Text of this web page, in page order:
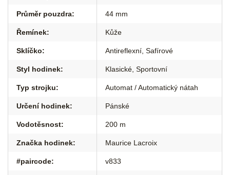
Průměr pouzdra: 44 mm
Řemínek: Kůže
Sklíčko: Antireflexní Safírové
Styl hodinek: Klasické Sportovní
Typ strojku: Automat / Automatický nátah
Určení hodinek: Pánské
Vodotěsnost: 200 m
Značka hodinek: Maurice Lacroix
#paircode: v833